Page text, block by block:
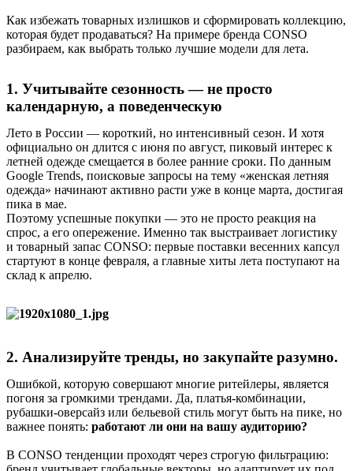
Как избежать товарных излишков и сформировать коллекцию,
которая будет продаваться? На примере бренда CONSO
разбираем, как выбрать только лучшие модели для лета.
1. Учитывайте сезонность — не просто
календарную, а поведенческую
Лето в России — короткий, но интенсивный сезон. И хотя
официально он длится с июня по август, пиковый интерес к
летней одежде смещается в более ранние сроки. По данным
Google Trends, поисковые запросы на тему «женская летняя
одежда» начинают активно расти уже в конце марта, достигая
пика в мае.
Поэтому успешные покупки — это не просто реакция на
спрос, а его опережение. Именно так выстраивает логистику
и товарный запас CONSO: первые поставки весенних капсул
стартуют в конце февраля, а главные хиты лета поступают на
склад к апрелю.
2. Анализируйте тренды, но закупайте разумно.
Ошибкой, которую совершают многие ритейлеры, является
погоня за громкими трендами. Да, платья-комбинации,
рубашки-оверсайз или бельевой стиль могут быть на пике, но
важнее понять: работают ли они на вашу аудиторию?
В CONSO тенденции проходят через строгую фильтрацию: